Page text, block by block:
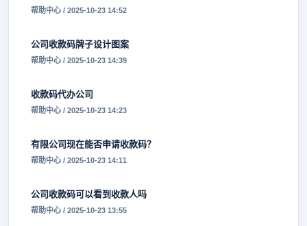
帮助中心 / 2025-10-23 14:52
公司收款码牌子设计图案
帮助中心 / 2025-10-23 14:39
收款码代办公司
帮助中心 / 2025-10-23 14:23
有限公司现在能否申请收款码？
帮助中心 / 2025-10-23 14:11
公司收款码可以看到收款人吗
帮助中心 / 2025-10-23 13:55